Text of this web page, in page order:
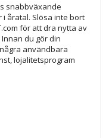
snabbväxande
åratal. Slösa inte bort
för att dra nytta av
du gör din
användbara
lojalitetsprogram